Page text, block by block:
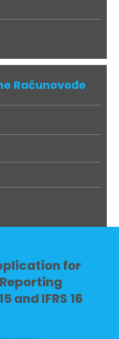
Računovođe
for
and IFRS 16